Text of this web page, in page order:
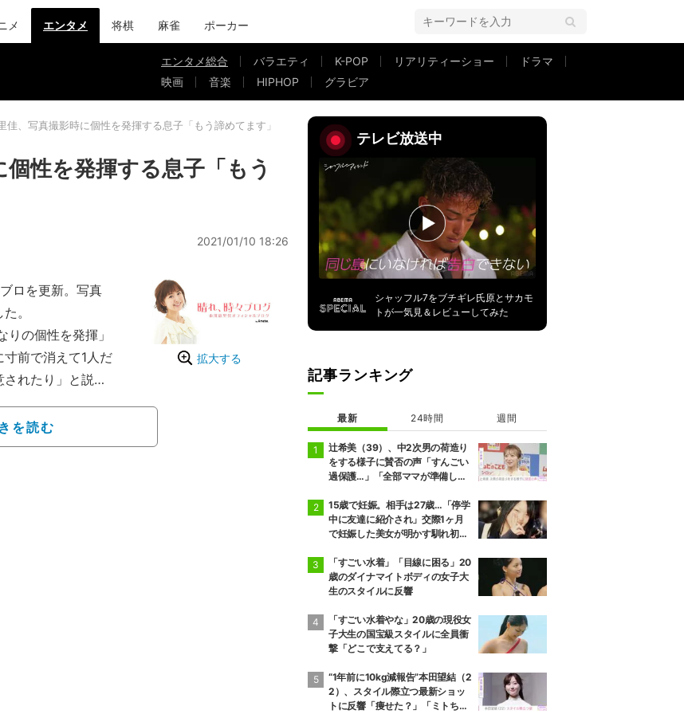
メ エンタメ 将棋 麻雀 ポーカー
エンタメ総合 バラエティ K-POP リアリティーショー
ドラマ
映画
音楽 HIPHOP グラビア
佳、写真撮影時に個性を発揮する息子「もう諦めてます」
性を発揮する息子「もう
2021/01/10 18:26
拡大する
ロを更新。写真
。
の個性を発揮」
前で消えて1人だ
れたり」と説
自宅で撮ったと
を読む
テレビ放送中
シャッフル7をブチギレ氏原とサカモ
トが一気見＆レビューしてみた
記事ランキング
最新 24時間 週間
辻希美（39）、中2次男の荷造り
をする様子に賛否の声「すんごい
過保護…」「全部ママが準備して
15歳で妊娠。相手は27歳…「停学
中に友達に紹介され」交際1ヶ月
で妊娠した美女が明かす馴れ初め
絶句
「すごい水着」「目線に困る」20
歳のダイナマイトボディの女子大
生のスタイルに反響
「すごい水着やな」20歳の現役女
子大生の国宝級スタイルに全員衝
撃「どこで支えてる？」
“1年前に10kg減報告”本田望結（2
2）、スタイル際立つ最新ショッ
トに反響「痩せた？」「ミトちゃ